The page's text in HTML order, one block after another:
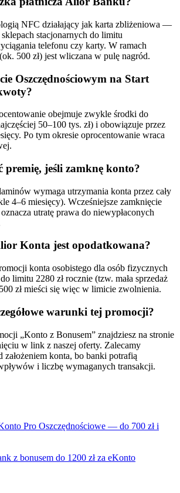
NFC działający jak karta zbliżeniowa —
stacjonarnych do limitu
telefonu czy karty. W ramach
500 zł) jest wliczana w pulę nagród.
Oszczędnościowym na Start
obejmuje zwykle środki do
50–100 tys. zł) i obowiązuje przez
Po tym okresie oprocentowanie wraca
premię, jeśli zamknę konto?
wymaga utrzymania konta przez cały
4–6 miesięcy). Wcześniejsze zamknięcie
utratę prawa do niewypłaconych
Konta jest opodatkowana?
konta osobistego dla osób fizycznych
limitu 2280 zł rocznie (tzw. mała sprzedaż
zł mieści się więc w limicie zwolnienia.
warunki tej promocji?
„Konto z Bonusem” znajdziesz na stronie
w link z naszej oferty. Zalecamy
założeniem konta, bo banki potrafią
i liczbę wymaganych transakcji.
Pro Oszczędnościowe — do 700 zł i
z bonusem do 1200 zł za eKonto